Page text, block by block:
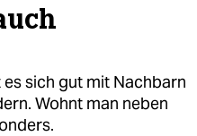
sich gut mit Nachbarn
Wohnt man neben